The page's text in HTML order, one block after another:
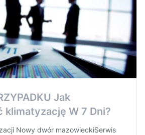
Jak
klimatyzację W 7 Dni?
Nowy dwór mazowieckiSerwis